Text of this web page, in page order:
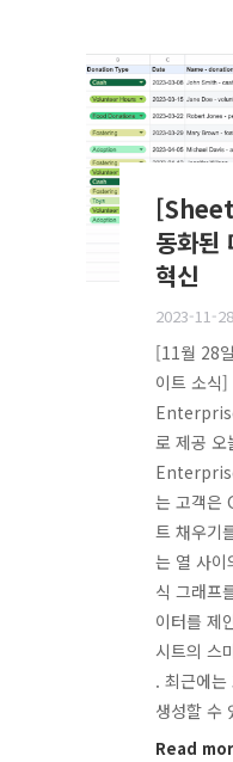
동화된
혁신
2023-11-28
[11월 28
이트 소
로 제공
는 고객은
트 채우기
는 열 사
식 그래프
이터를 제
시트의 스
. 최근에는
생성할 수
Read